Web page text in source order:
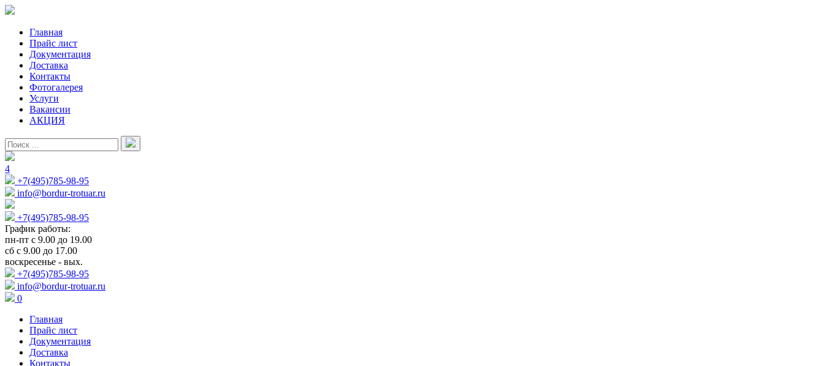
Главная
Прайс лист
Документация
Доставка
Контакты
Фотогалерея
Услуги
Вакансии
АКЦИЯ
4
+7(495)785-98-95
info@bordur-trotuar.ru
+7(495)785-98-95
График работы:
пн-пт с 9.00 до 19.00
сб с 9.00 до 17.00
воскресенье - вых.
+7(495)785-98-95
info@bordur-trotuar.ru
0
Главная
Прайс лист
Документация
Доставка
Контакты